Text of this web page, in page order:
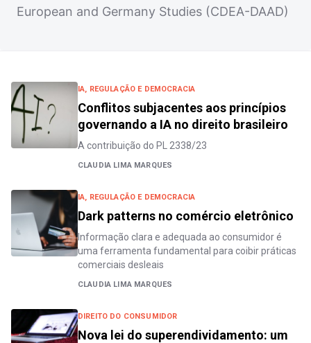
European and Germany Studies (CDEA-DAAD)
IA, REGULAÇÃO E DEMOCRACIA
Conflitos subjacentes aos princípios
governando a IA no direito brasileiro
A contribuição do PL 2338/23
CLAUDIA LIMA MARQUES
IA, REGULAÇÃO E DEMOCRACIA
Dark patterns no comércio eletrônico
Informação clara e adequada ao consumidor é
uma ferramenta fundamental para coibir práticas
comerciais desleais
CLAUDIA LIMA MARQUES
DIREITO DO CONSUMIDOR
Nova lei do superendividamento: um